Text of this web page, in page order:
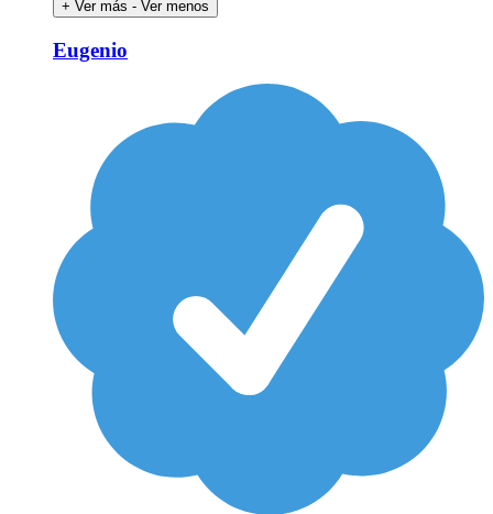
+ Ver más - Ver menos
Eugenio